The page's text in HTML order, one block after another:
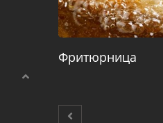
Фритюрница